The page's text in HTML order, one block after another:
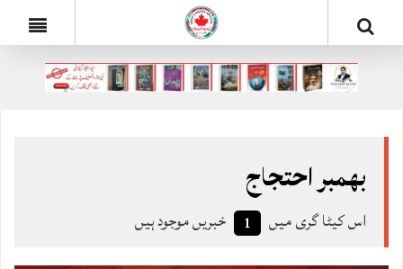
بھمبر احتجاج
اس کیٹا گری میں 1 خبریں موجود ہیں